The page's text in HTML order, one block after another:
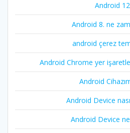
Android 12
Android 8. ne
android çerez
Android Chrome yer
Android
Android Device
Android Device